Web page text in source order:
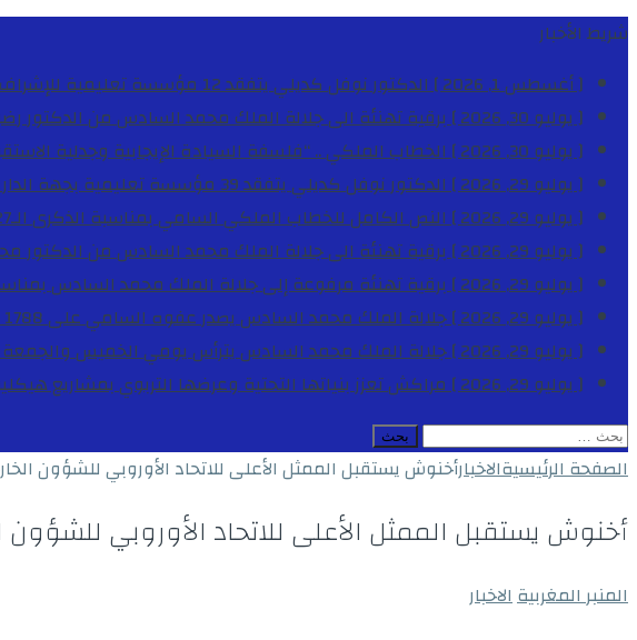
شريط الأخبار
[ أغسطس 1, 2026 ]
الدكتور نوفل كديلي يتفقد 12 مؤسسة تعليمية للإشراف على مراقبة الداخليات والمطاعم المدرسية بجهة الدار البيضاء-سطات
[ يوليو 30, 2026 ]
برقية تهنئة الى جلالة الملك محمد السادس من الدكتور
[ يوليو 30, 2026 ]
الخطاب الملكي .. “فلسفة السيادة الإيجابية وجدلية
[ يوليو 29, 2026 ]
الدكتور نوفل كديلي يتفقد 39 مؤسسة تعليمية بجهة الدار البيضاء-سطات خلال الموسم الدراسي 2025-2026
[ يوليو 29, 2026 ]
النص الكامل للخطاب الملكي السامي بمناسبة الذكرى الـ27 لعيد العرش المجيد
[ يوليو 29, 2026 ]
برقية تهنئة الى جلالة الملك محمد السادس من الدكتور
[ يوليو 29, 2026 ]
برقية تهنئة مرفوعة إلى جلالة الملك محمد السادس
[ يوليو 29, 2026 ]
جلالة الملك محمد السادس يصدر عفوه السامي على 1788 شخصا بمناسبة عيد العرش المجيد
[ يوليو 29, 2026 ]
جلالة الملك محمد السادس يترأس يومي الخميس والجمعة
[ يوليو 29, 2026 ]
مراكش تعزز بنياتها التحتية وعرضها التربوي بمشاريع
البحث
عن:
الصفحة الرئيسيةالاخبارأخنوش يستقبل الممثل الأعلى للاتحاد الأوروبي للشؤون
أخنوش يستقبل الممثل الأعلى للاتحاد الأوروبي للشؤون
المنبر المغربيةالاخبار